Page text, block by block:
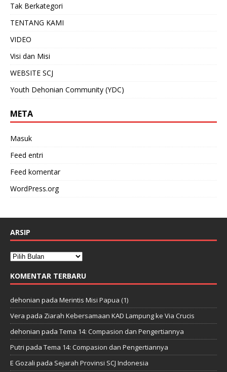
Tak Berkategori
TENTANG KAMI
VIDEO
Visi dan Misi
WEBSITE SCJ
Youth Dehonian Community (YDC)
META
Masuk
Feed entri
Feed komentar
WordPress.org
ARSIP
KOMENTAR TERBARU
dehonian pada Merintis Misi Papua (1)
Vera pada Ziarah Kebersamaan KAD Lampung ke Via Crucis
dehonian pada Tema 14: Compasion dan Pengertiannya
Putri pada Tema 14: Compasion dan Pengertiannya
E Gozali pada Sejarah Provinsi SCJ Indonesia